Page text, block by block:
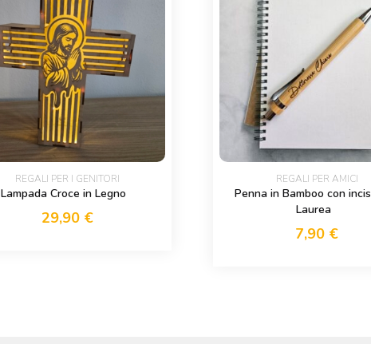
REGALI PER I GENITORI
Lampada Croce in Legno
29,90 €
REGALI PER AMICI
Penna in Bamboo con
Laurea
7,90 €